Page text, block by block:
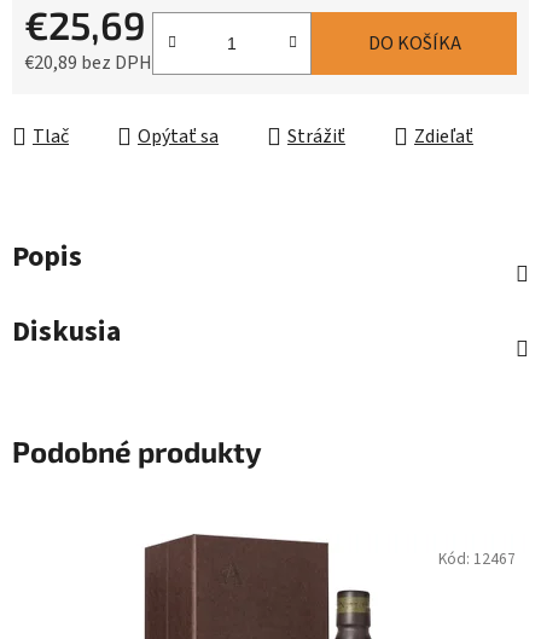
€25,69
€20,89 bez DPH
DO KOŠÍKA
Tlač Opýtať sa Strážiť Zdieľať
Popis
Diskusia
Podobné produkty
Kód: 12467